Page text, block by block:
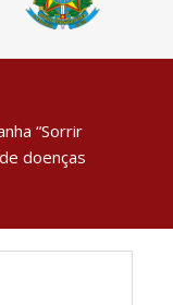
“Sorrir
doenças